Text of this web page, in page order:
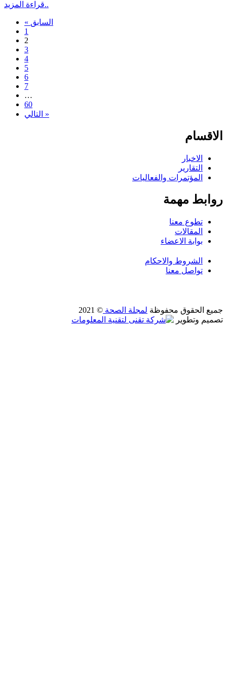
قراءة المزيد..
« السابق
1
2
3
4
5
6
7
…
60
التالي »
الاقسام
الاخبار
التقارير
المؤتمرات والفعاليات
روابط مهمة
تطوع معنا
المقالات
بوابة الاعضاء
الشروط والاحكام
تواصل معنا
جميع الحقوق محفوظة لمجلة الصحة © 2021
تصميم وتطوير